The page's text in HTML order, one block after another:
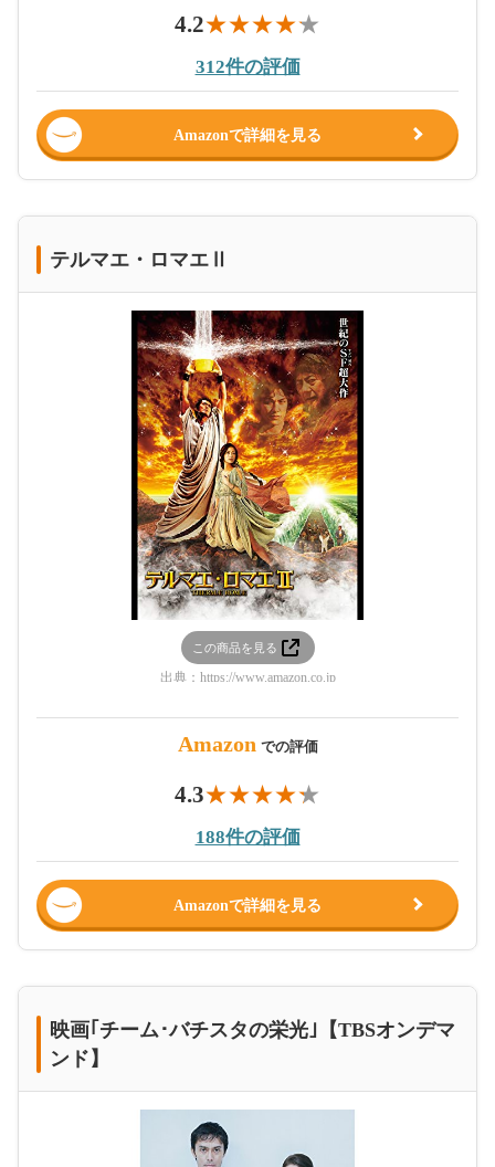
4.2
312件の評価
Amazonで詳細を見る
テルマエ・ロマエⅡ
この商品を見る
出典： https://www.amazon.co.jp
Amazon での評価
4.3
188件の評価
Amazonで詳細を見る
映画｢チーム･バチスタの栄光｣【TBSオンデマ
ンド】